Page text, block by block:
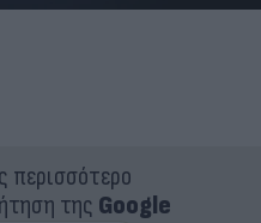
περισσότερο
της Google